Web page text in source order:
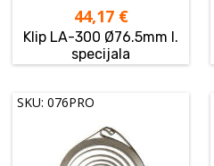
44,17 €
Klip LA-300 Ø76.5mm I.
specijala
SKU: 076PRO